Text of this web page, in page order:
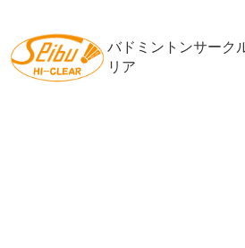
を
ス
バドミントンサー
リア